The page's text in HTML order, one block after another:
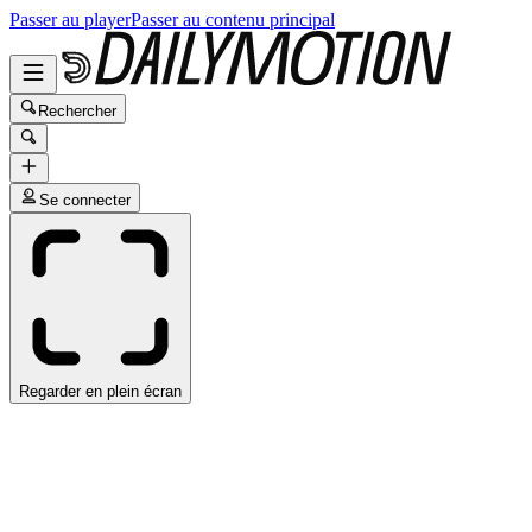
Passer au playerPasser au contenu principal
Rechercher
Se connecter
Regarder en plein écran